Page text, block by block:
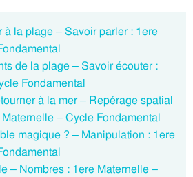
à la plage – Savoir parler : 1ere
de la plage – Savoir écouter :
Fondamental
à la mer – Repérage spatial
– Cycle Fondamental
magique ? – Manipulation : 1ere
– Nombres : 1ere Maternelle –